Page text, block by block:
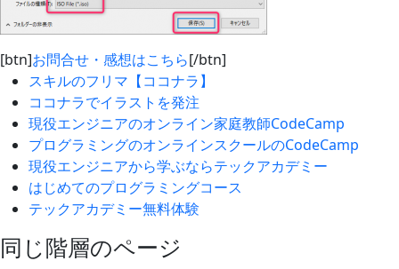
[btn]お問合せ・感想はこちら[/btn]
スキルのフリマ【ココナラ】
ココナラでイラストを発注
現役エンジニアのオンライン家庭教師CodeCamp
プログラミングのオンラインスクールのCodeCamp
現役エンジニアから学ぶならテックアカデミー
はじめてのプログラミングコース
テックアカデミー無料体験
同じ階層のページ